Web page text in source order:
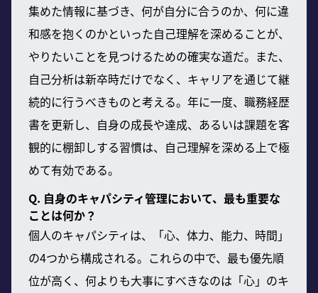
集めた情報に基づき、何が自分に合うのか、何に違
和感を抱くのかといった自己理解を深めることが、
やりたいことを見つけるための確実な道だ。また、
自己分析は新卒時だけでなく、キャリアを通じて継
続的に行うべきものと考える。年に一度、職務経歴
書を更新し、自身の成長や達成、あるいは課題を客
観的に棚卸しする習慣は、自己理解を深める上で極
めて有効である。
Q. 自身のキャパシティ管理において、最も重要な
ことは何か？
個人のキャパシティは、「心、体力、能力、時間」
の4つから構成される。これらの中で、最も優先順
位が高く、何よりも大事にすべきなのは「心」のキ